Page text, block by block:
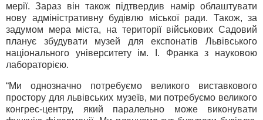
мерії. Зараз він також підтвердив намір облаштувати
нову адміністративну будівлю міської ради. Також, за
задумом мера міста, на території військових Садовий
планує збудувати музей для експонатів Львівського
національного університету ім. І. Франка з науковою
лабораторією.
“Ми однозначно потребуємо великого виставкового
простору для львівських музеїв, ми потребуємо великого
конгрес-центру, який паралельно може виконувати